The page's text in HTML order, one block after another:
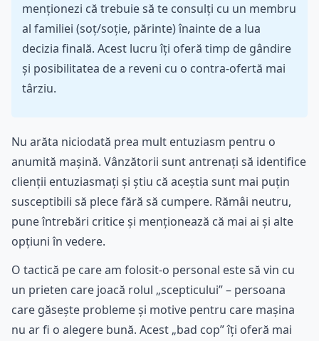
menționezi că trebuie să te consulți cu un membru
al familiei (soț/soție, părinte) înainte de a lua
decizia finală. Acest lucru îți oferă timp de gândire
și posibilitatea de a reveni cu o contra-ofertă mai
târziu.
Nu arăta niciodată prea mult entuziasm pentru o
anumită mașină. Vânzătorii sunt antrenați să identifice
clienții entuziasmați și știu că aceștia sunt mai puțin
susceptibili să plece fără să cumpere. Rămâi neutru,
pune întrebări critice și menționează că mai ai și alte
opțiuni în vedere.
O tactică pe care am folosit-o personal este să vin cu
un prieten care joacă rolul „scepticului” – persoana
care găsește probleme și motive pentru care mașina
nu ar fi o alegere bună. Acest „bad cop” îți oferă mai